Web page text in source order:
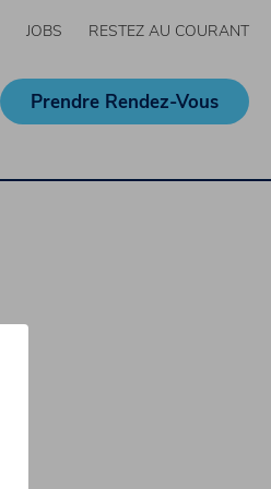
JOBS RESTEZ AU COURANT
Prendre Rendez-Vous